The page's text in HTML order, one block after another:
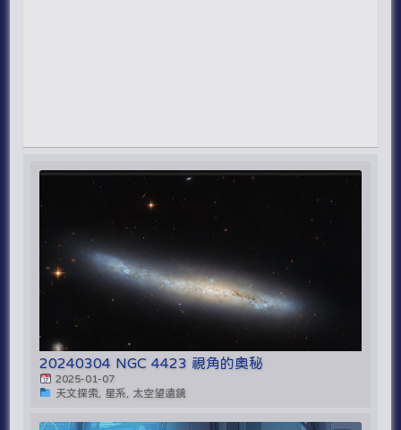
20240304 NGC 4423 視角的奧秘
2025-01-07
天文探索, 星系, 太空望遠鏡